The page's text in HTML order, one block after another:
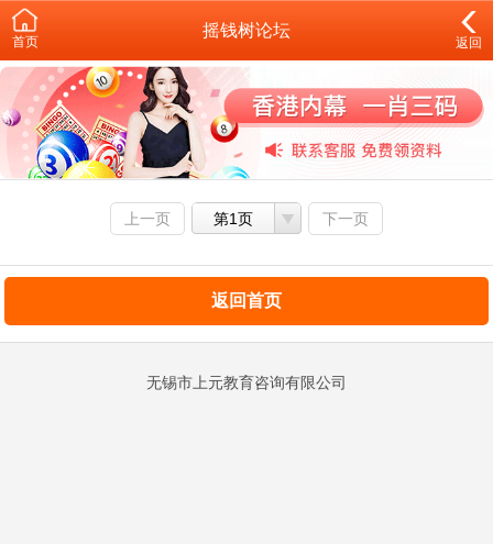
首页
摇钱树论坛
返回
上一页 第1页 下一页
返回首页
无锡市上元教育咨询有限公司